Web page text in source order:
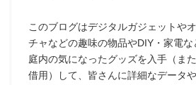
このブログはデジタルガジェットや
チャなどの趣味の物品やDIY・家電な
庭内の気になったグッズを入手（ま
借用）して、皆さんに詳細なデータ